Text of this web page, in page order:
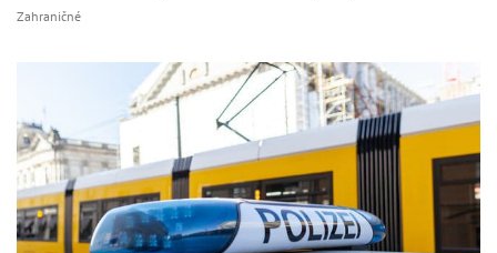
Zahraničné